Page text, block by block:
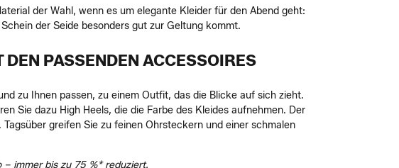
der Wahl, wenn es um elegante Kleider für den Abend geht:
der Seide besonders gut zur Geltung kommt.
PASSENDEN ACCESSOIRES
zu Ihnen passen, zu einem Outfit, das die Blicke auf sich zieht.
Sie dazu High Heels, die die Farbe des Kleides aufnehmen. Der
greifen Sie zu feinen Ohrsteckern und einer schmalen
immer bis zu 75 %* reduziert.